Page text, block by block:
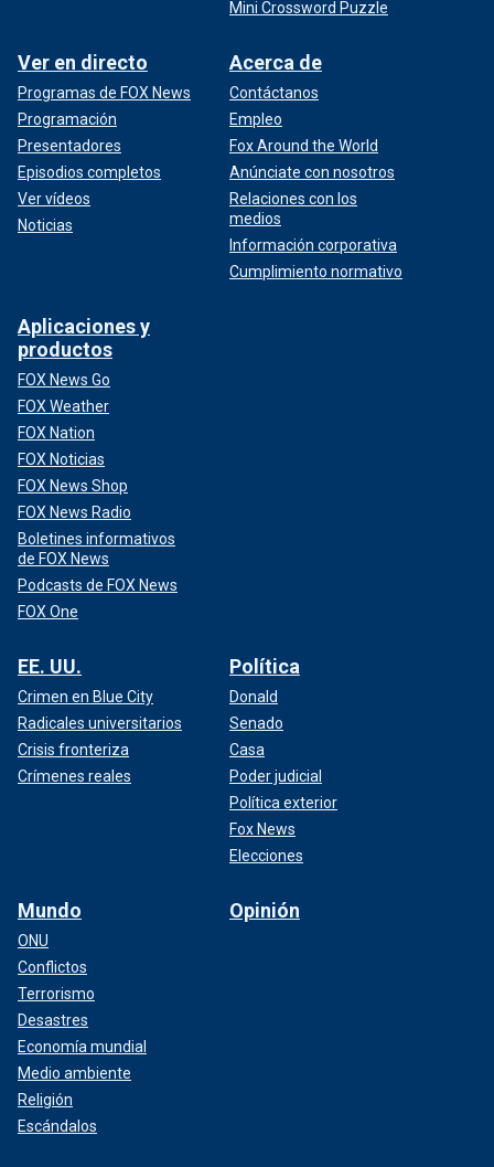
Mini Crossword Puzzle
Ver en directo
Programas de FOX News
Programación
Presentadores
Episodios completos
Ver vídeos
Noticias
Acerca de
Contáctanos
Empleo
Fox Around the World
Anúnciate con nosotros
Relaciones con los
medios
Información corporativa
Cumplimiento normativo
Aplicaciones y
productos
FOX News Go
FOX Weather
FOX Nation
FOX Noticias
FOX News Shop
FOX News Radio
Boletines informativos
de FOX News
Podcasts de FOX News
FOX One
EE. UU.
Crimen en Blue City
Radicales universitarios
Crisis fronteriza
Crímenes reales
Política
Donald
Senado
Casa
Poder judicial
Política exterior
Fox News
Elecciones
Mundo
ONU
Conflictos
Terrorismo
Desastres
Economía mundial
Medio ambiente
Religión
Escándalos
Opinión